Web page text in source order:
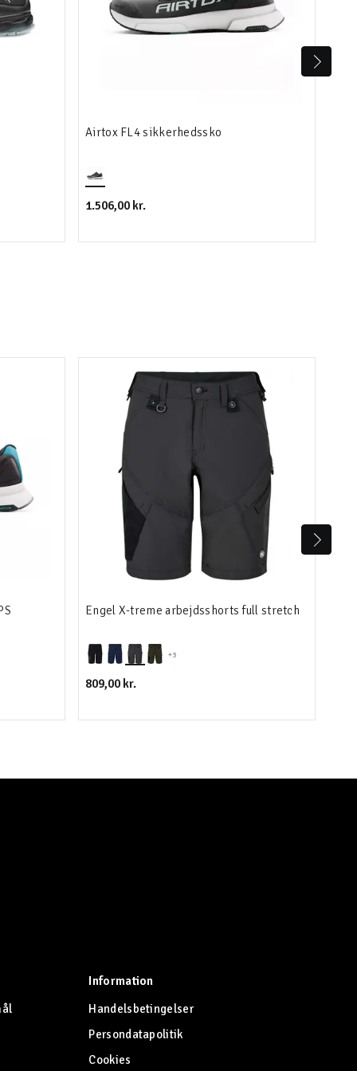
Airtox FL4 sikkerhedssko
1.506,00 kr.
+3
Engel X-treme arbejdsshorts full stretch
809,00 kr.
Information
Handelsbetingelser
Persondatapolitik
Cookies